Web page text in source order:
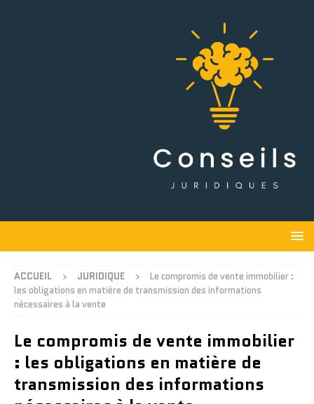
ACCUEIL JURIDIQUE
Le compromis de vente immobilier :
les obligations en matière de transmission des informations
nécessaires à la vente
Le compromis de vente immobilier
: les obligations en matière de
transmission des informations